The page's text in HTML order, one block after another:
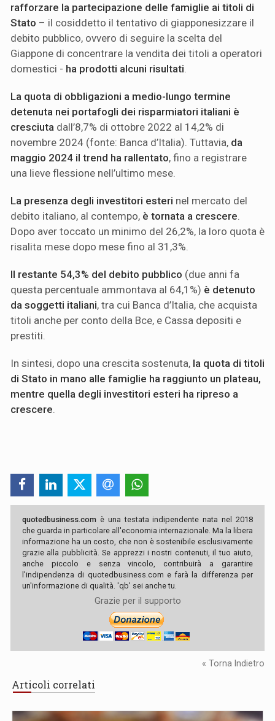
rafforzare la partecipazione delle famiglie ai titoli di
Stato – il cosiddetto il tentativo di giapponesizzare il
debito pubblico, ovvero di seguire la scelta del
Giappone di concentrare la vendita dei titoli a operatori
domestici - ha prodotti alcuni risultati
La quota di obbligazioni a medio-lungo termine
detenuta nei portafogli dei risparmiatori italiani è
cresciuta dall’8,7% di ottobre 2022 al 14,2% di
novembre 2024 (fonte: Banca d’Italia). Tuttavia, da
maggio 2024 il trend ha rallentato, fino a registrare
una lieve flessione nell’ultimo mese.
La presenza degli investitori esteri nel mercato del
debito italiano, al contempo, è tornata a crescere
Dopo aver toccato un minimo del 26,2%, la loro quota è
risalita mese dopo mese fino al 31,3%.
Il restante 54,3% del debito pubblico (due anni fa
questa percentuale ammontava al 64,1%) è detenuto
da soggetti italiani, tra cui Banca d’Italia, che acquista
titoli anche per conto della Bce, e Cassa depositi e
prestiti.
In sintesi, dopo una crescita sostenuta, la quota di titoli
di Stato in mano alle famiglie ha raggiunto un plateau,
mentre quella degli investitori esteri ha ripreso a
crescere
quotedbusiness.com è una testata indipendente nata nel 2018
che guarda in particolare all'economia internazionale. Ma la libera
informazione ha un costo, che non è sostenibile esclusivamente
grazie alla pubblicità. Se apprezzi i nostri contenuti, il tuo aiuto,
anche piccolo e senza vincolo, contribuirà a garantire
l'indipendenza di quotedbusiness.com e farà la differenza per
un'informazione di qualità. 'qb' sei anche tu.
Grazie per il supporto
« Torna Indietro
Articoli correlati